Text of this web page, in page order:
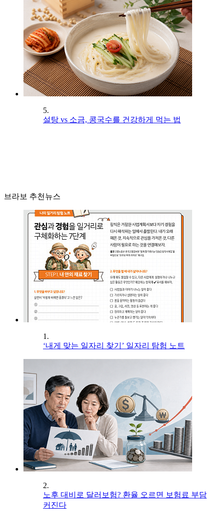
5.
설탕 vs 소금, 콩국수를 건강하게 먹는 법
브라보 추천뉴스
1.
‘내게 맞는 일자리 찾기’ 일자리 탐험 노트
2.
노후 대비로 달러보험? 환율 오르면 보험료 부담
커진다